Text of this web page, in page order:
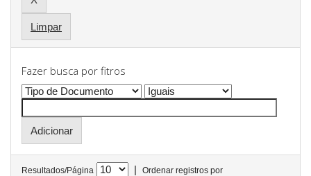
Limpar
Fazer busca por fitros
Resultados/Página |
Ordenar registros por